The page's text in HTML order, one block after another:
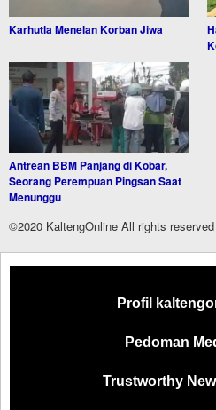
Karhutla Menelan Korban Jiwa
Antrean BBM Panjang di Kobar,
Seorang Perempuan Pingsan Saat
Menunggu
©2020 KaltengOnline All rights reserved
Profil
Pedoman
Trustworthy